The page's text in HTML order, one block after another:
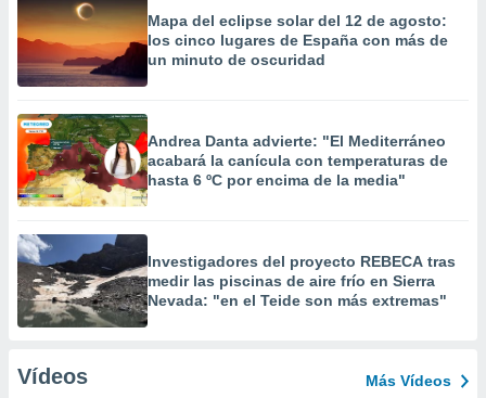
Mapa del eclipse solar del 12 de agosto:
los cinco lugares de España con más de
un minuto de oscuridad
Andrea Danta advierte: "El Mediterráneo
acabará la canícula con temperaturas de
hasta 6 ºC por encima de la media"
Investigadores del proyecto REBECA tras
medir las piscinas de aire frío en Sierra
Nevada: "en el Teide son más extremas"
Vídeos Más Vídeos